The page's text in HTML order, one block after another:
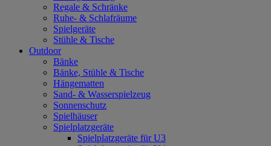
Regale & Schränke
Ruhe- & Schlafräume
Spielgeräte
Stühle & Tische
Outdoor
Bänke
Bänke, Stühle & Tische
Hängematten
Sand- & Wasserspielzeug
Sonnenschutz
Spielhäuser
Spielplatzgeräte
Spielplatzgeräte für U3